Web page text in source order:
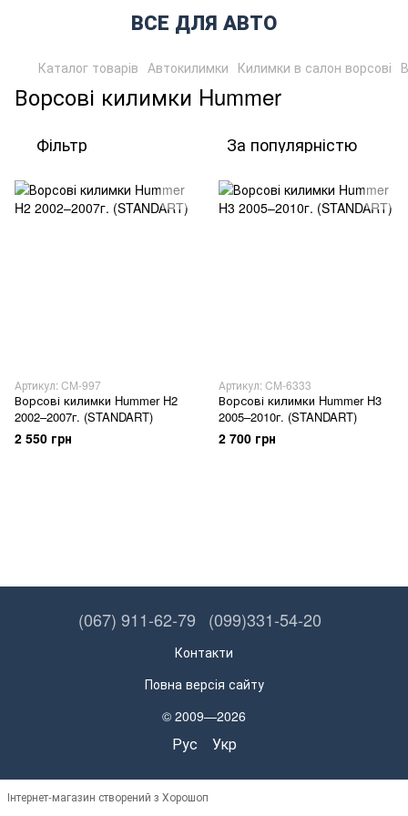
ВСЕ ДЛЯ АВТО
Каталог товарів Автокилимки Килимки в салон ворсові
Ворсові килимки Hummer
Фільтр За популярністю
Артикул: CM-997
Ворсові килимки Hummer H2
2002–2007г. (STANDART)
2 550 грн
Артикул: CM-6333
Ворсові килимки Hummer H3
2005–2010г. (STANDART)
2 700 грн
(067) 911-62-79 (099)331-54-20
Контакти
Повна версія сайту
© 2009—2026
Рус Укр
Інтернет-магазин створений з Хорошоп